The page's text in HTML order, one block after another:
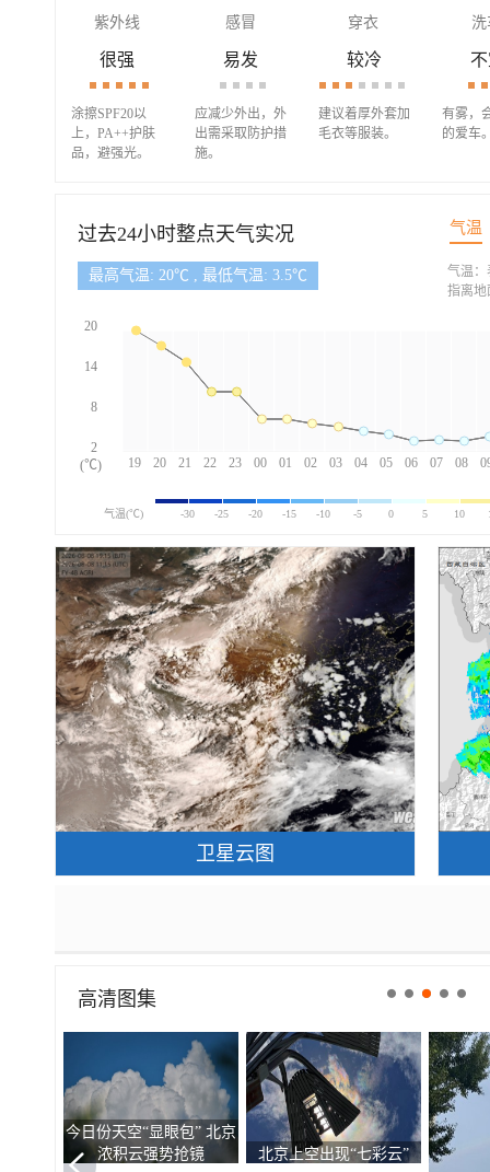
紫外线 感冒 穿衣 洗
很强
涂擦SPF20以
上，PA++护肤
品，避强光。
易发
应减少外出，外
出需采取防护措
施。
较冷
建议着厚外套加
毛衣等服装。
有雾，
的爱车
过去24小时整点天气实况 气温
最高气温: 20℃ , 最低气温: 3.5℃
19 20 21 22 23 00 01 02 03 04 05 06 07 08
20
14
8
2
(℃)
气温：
指离地
气温(℃) -30 -25 -20 -15 -10 -5 0 5 10
卫星云图
高清图集
今日份天空“显眼包” 北京
浓积云强势抢镜
北京上空出现“七彩云”